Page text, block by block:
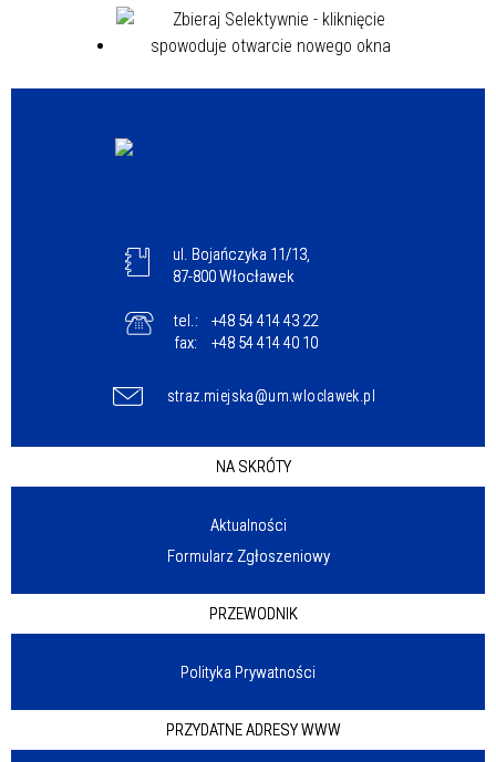
ul. Bojańczyka 11/13,
87-800 Włocławek
tel.:
+48 54 414 43 22
fax:
+48 54 414 40 10
straz.miejska@um.wloclawek.pl
NA SKRÓTY
Aktualności
Formularz Zgłoszeniowy
PRZEWODNIK
Polityka Prywatności
PRZYDATNE ADRESY WWW